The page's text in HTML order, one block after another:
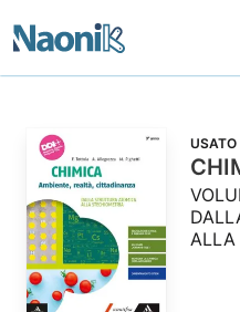
USATO
ALLA